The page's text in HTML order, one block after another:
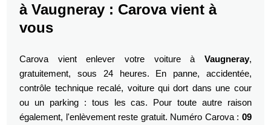
à Vaugneray : Carova vient à
vous
Carova vient enlever votre voiture à Vaugneray,
gratuitement, sous 24 heures. En panne, accidentée,
contrôle technique recalé, voiture qui dort dans une cour
ou un parking : tous les cas. Pour toute autre raison
également, l'enlèvement reste gratuit. Numéro Carova : 09